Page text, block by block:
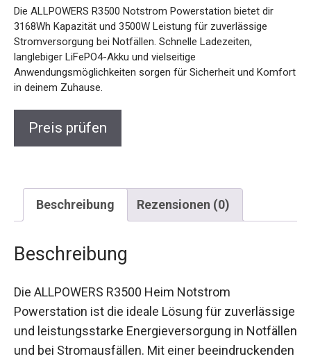
Die ALLPOWERS R3500 Notstrom Powerstation bietet dir
3168Wh Kapazität und 3500W Leistung für zuverlässige
Stromversorgung bei Notfällen. Schnelle Ladezeiten,
langlebiger LiFePO4-Akku und vielseitige
Anwendungsmöglichkeiten sorgen für Sicherheit und Komfort
in deinem Zuhause.
Preis prüfen
Beschreibung Rezensionen (0)
Beschreibung
Die ALLPOWERS R3500 Heim Notstrom
Powerstation ist die ideale Lösung für zuverlässige
und leistungsstarke Energieversorgung in Notfällen
und bei Stromausfällen. Mit einer beeindruckenden